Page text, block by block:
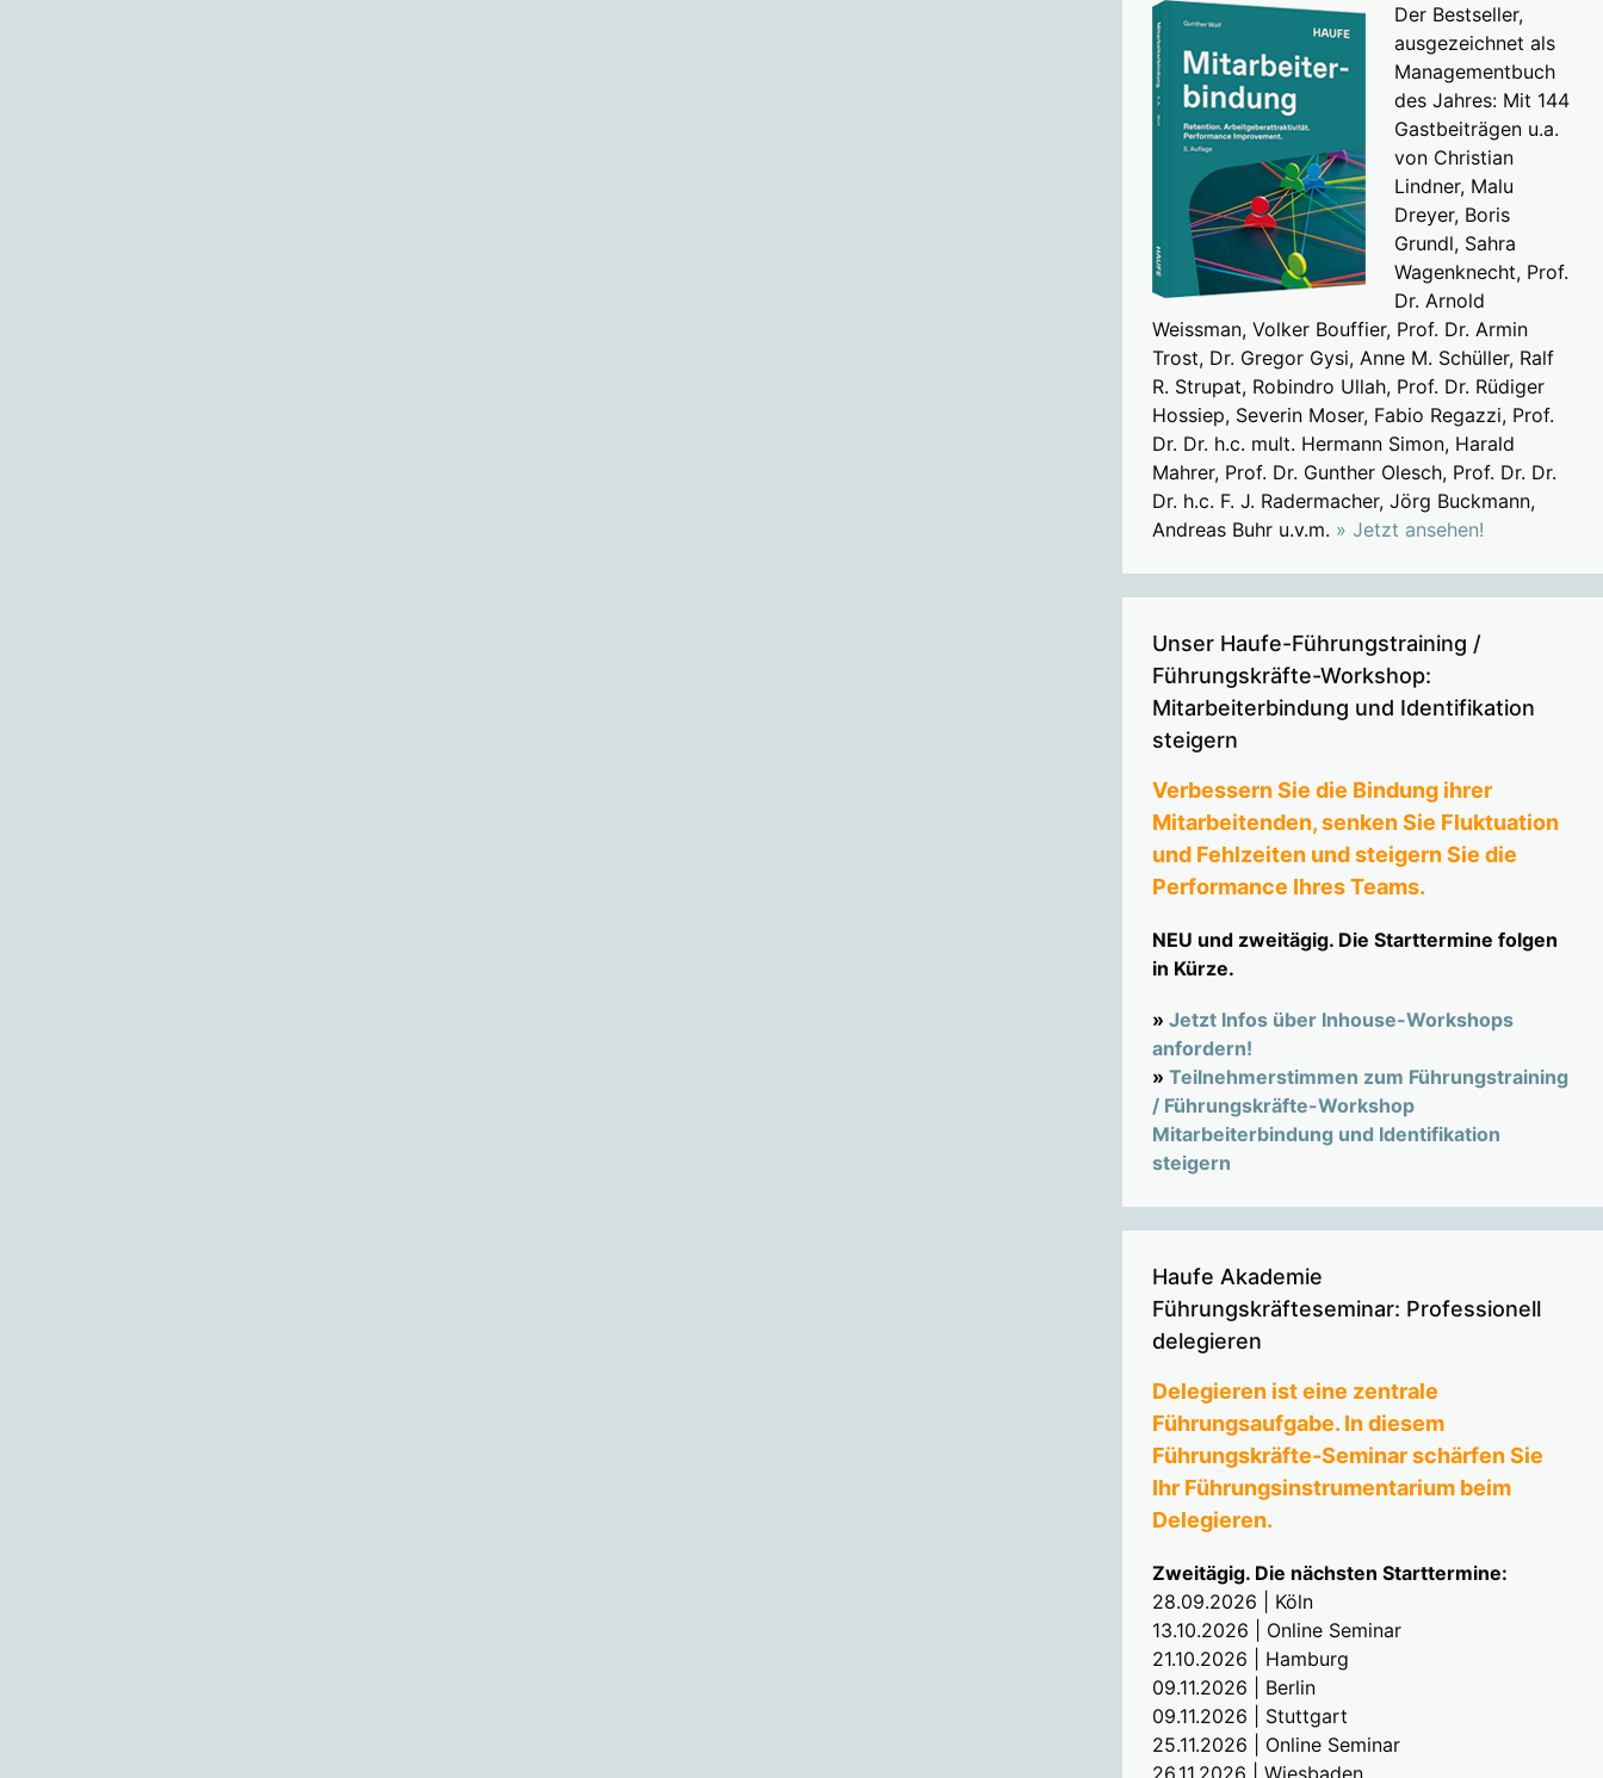
Der Bestseller,
ausgezeichnet als
Managementbuch
des Jahres: Mit 144
Gastbeiträgen u.a.
von Christian
Lindner, Malu
Dreyer, Boris
Grundl, Sahra
Wagenknecht, Prof.
Dr. Arnold
Weissman, Volker Bouffier, Prof. Dr. Armin
Trost, Dr. Gregor Gysi, Anne M. Schüller, Ralf
R. Strupat, Robindro Ullah, Prof. Dr. Rüdiger
Hossiep, Severin Moser, Fabio Regazzi, Prof.
Dr. Dr. h.c. mult. Hermann Simon, Harald
Mahrer, Prof. Dr. Gunther Olesch, Prof. Dr. Dr.
Dr. h.c. F. J. Radermacher, Jörg Buckmann,
Andreas Buhr u.v.m. » Jetzt ansehen!
Unser Haufe-Führungstraining /
Führungskräfte-Workshop:
Mitarbeiterbindung und Identifikation
steigern
Verbessern Sie die Bindung ihrer
Mitarbeitenden, senken Sie Fluktuation
und Fehlzeiten und steigern Sie die
Performance Ihres Teams.
NEU und zweitägig. Die Starttermine folgen
in Kürze.
» Jetzt Infos über Inhouse-Workshops
anfordern!
» Teilnehmerstimmen zum Führungstraining
/ Führungskräfte-Workshop
Mitarbeiterbindung und Identifikation
steigern
Haufe Akademie
Führungskräfteseminar: Professionell
delegieren
Delegieren ist eine zentrale
Führungsaufgabe. In diesem
Führungskräfte-Seminar schärfen Sie
Ihr Führungsinstrumentarium beim
Delegieren.
Zweitägig. Die nächsten Starttermine:
28.09.2026 | Köln
13.10.2026 | Online Seminar
21.10.2026 | Hamburg
09.11.2026 | Berlin
09.11.2026 | Stuttgart
25.11.2026 | Online Seminar